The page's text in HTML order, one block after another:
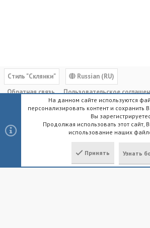
Cтиль "Склянки"
Russian (RU)
Обратная связь
Пользовательское
Политика конфиденциальности
Помощь
Community platform by XenForo® © 2010-2023
XenForo.Info
На данном сайте используются
персонализировать контент и сохранить
Вы
Продолжая использовать этот сайт,
использование наших
Принять Узнать